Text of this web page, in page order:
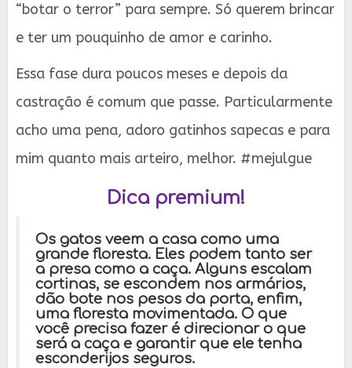
“botar o terror” para sempre. Só querem brincar
e ter um pouquinho de amor e carinho.
Essa fase dura poucos meses e depois da
castração é comum que passe. Particularmente
acho uma pena, adoro gatinhos sapecas e para
mim quanto mais arteiro, melhor. #mejulgue
Dica premium!
Os gatos veem a casa como uma
grande floresta. Eles podem tanto ser
a presa como a caça. Alguns escalam
cortinas, se escondem nos armários,
dão bote nos pesos da porta, enfim,
uma floresta movimentada. O que
você precisa fazer é direcionar o que
será a caça e garantir que ele tenha
esconderijos seguros.